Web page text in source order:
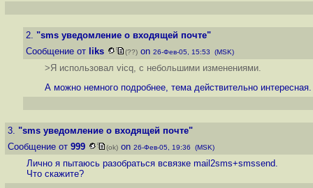
2. "sms уведомление о входящей почте"
Сообщение от liks (??) on 26-Фев-05, 15:53 (MSK)
>Я использовал vicq, с небольшими изменениями.
А можно немного подробнее, тема действительно интересная.
3. "sms уведомление о входящей почте"
Сообщение от 999 (ok) on 26-Фев-05, 19:36 (MSK)
Лично я пытаюсь разобраться всвязке mail2sms+smssend.
Что скажите?